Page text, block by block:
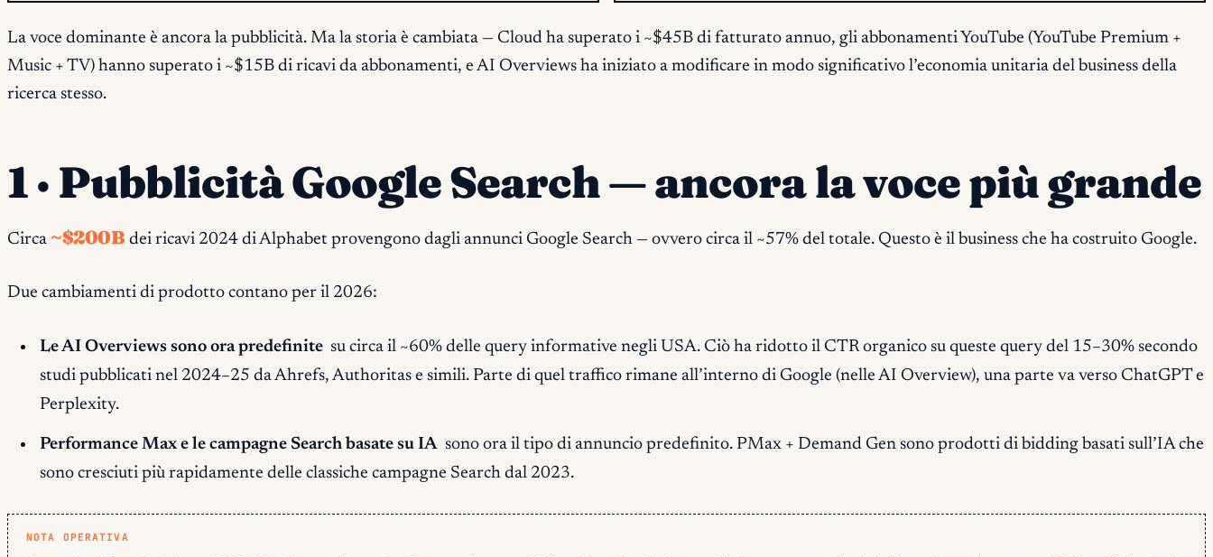
La voce dominante è ancora la pubblicità. Ma la storia è cambiata — Cloud ha superato i ~$45B di fatturato annuo, gli abbonamenti YouTube (YouTube Premium +
Music + TV) hanno superato i ~$15B di ricavi da abbonamenti, e AI Overviews ha iniziato a modificare in modo significativo l’economia unitaria del business della
ricerca stesso.
1 · Pubblicità Google Search — ancora la voce più grande
Circa ~$200Bdei ricavi 2024 di Alphabet provengono dagli annunci Google Search — ovvero circa il ~57% del totale. Questo è il business che ha costruito Google.
Due cambiamenti di prodotto contano per il 2026:
Le AI Overviews sono ora predefinite su circa il ~60% delle query informative negli USA. Ciò ha ridotto il CTR organico su queste query del 15–30% secondo
studi pubblicati nel 2024–25 da Ahrefs, Authoritas e simili. Parte di quel traffico rimane all’interno di Google (nelle AI Overview), una parte va verso ChatGPT e
Perplexity.
Performance Max e le campagne Search basate su IA sono ora il tipo di annuncio predefinito. PMax + Demand Gen sono prodotti di bidding basati sull’IA che
sono cresciuti più rapidamente delle classiche campagne Search dal 2023.
NOTA OPERATIVA